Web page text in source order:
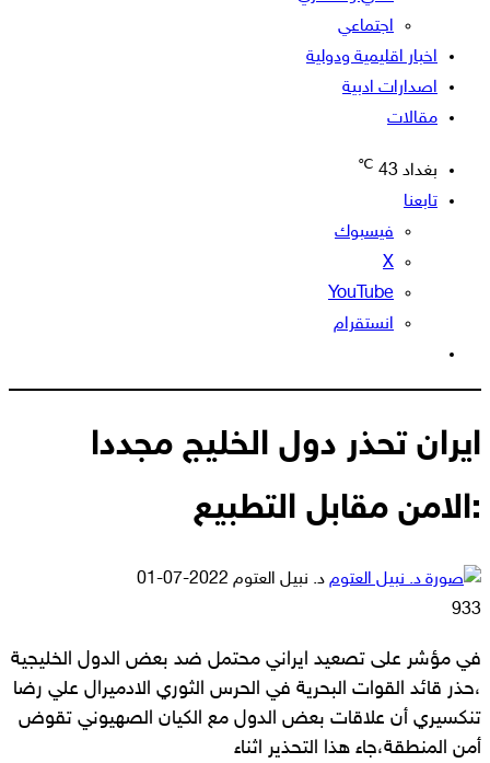
اجتماعي
اخبار اقليمية ودولية
اصدارات ادبية
مقالات
بغداد 43
℃
تابعنا
فيسبوك
‫X
‫YouTube
انستقرام
المظلم
ايران تحذر دول الخليج مجددا
:الامن مقابل التطبيع
د. نبيل العتوم أرسل
2022-07-01
933
في مؤشر على تصعيد ايراني محتمل ضد بعض الدول الخليجية
،حذر قائد القوات البحرية في الحرس الثوري الادميرال علي رضا
تنكسيري أن علاقات بعض الدول مع الكيان الصهيوني تقوض
أمن المنطقة،جاء هذا التحذير اثناء